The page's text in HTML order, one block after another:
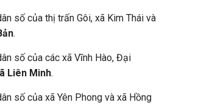
số của thị trấn Gôi, xã Kim Thái và
.
số của các xã Vĩnh Hào, Đại
Liên Minh.
số của xã Yên Phong và xã Hồng